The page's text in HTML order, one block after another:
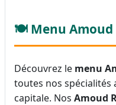
🍽️ Menu Amoud
Découvrez le menu
toutes nos spécialités
capitale. Nos Amoud